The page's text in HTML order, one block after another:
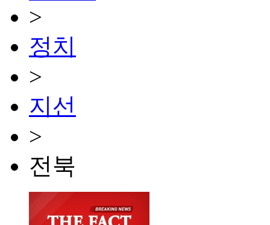
>
정치
>
지선
>
전북